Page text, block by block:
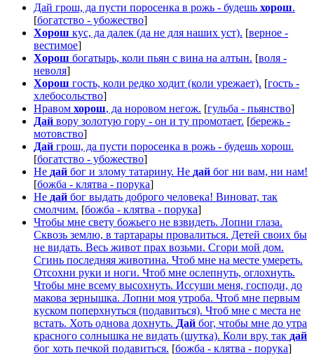
Дай грош, да пусти поросенка в рожь - будешь хорош.
[богатство - убожество]
Хорош кус, да далек (да не для наших уст). [верное -
вестимое]
Хорош богатырь, коли пьян с вина на алтын. [воля -
неволя]
Хорош гость, коли редко ходит (коли урежает). [гость -
хлебосольство]
Нравом хорош, да норовом негож. [гульба - пьянство]
Дай вору золотую гору - он и ту промотает. [бережь -
мотовство]
Дай грош, да пусти поросенка в рожь - будешь хорош.
[богатство - убожество]
Не дай бог и злому татарину. Не дай бог ни вам, ни нам!
[божба - клятва - порука]
Не дай бог выдать доброго человека! Виноват, так
смолчим. [божба - клятва - порука]
Чтобы мне свету божьего не взвидеть. Лопни глаза.
Сквозь землю, в тартарары провалиться. Детей своих бы
не видать. Весь живот прах возьми. Сгори мой дом.
Сгинь последняя животина. Чтоб мне на месте умереть.
Отсохни руки и ноги. Чтоб мне ослепнуть, оглохнуть.
Чтобы мне всему высохнуть. Иссуши меня, господи, до
макова зернышка. Лопни моя утроба. Чтоб мне первым
куском поперхнуться (подавиться). Чтоб мне с места не
встать. Хоть однова дохнуть. Дай бог, чтобы мне до утра
красного солнышка не видать (шутка). Коли вру, так дай
бог хоть печкой подавиться. [божба - клятва - порука]